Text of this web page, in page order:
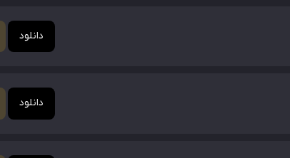
دانلود
دانلود